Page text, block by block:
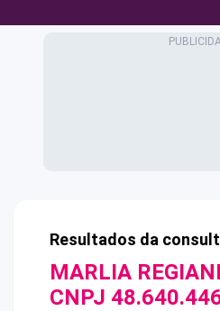
Resultados da
MARLIA
CNPJ